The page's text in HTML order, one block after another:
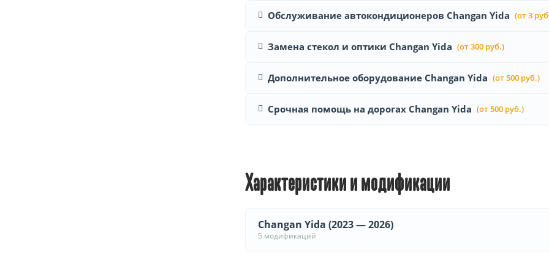
Обслуживание автокондиционеров Changan Yida (от 3
Замена стекол и оптики Changan Yida (от 300 руб.)
Дополнительное оборудование Changan Yida (от 500 руб.)
Срочная помощь на дорогах Changan Yida (от 500 руб.)
Характеристики и модификации
Changan Yida (2023 — 2026)
5 модификаций